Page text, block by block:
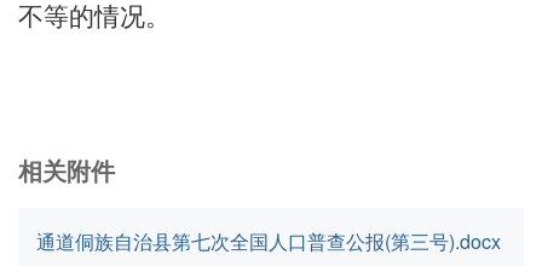
不等的情况。
相关附件
通道侗族自治县第七次全国人口普查公报(第三号).docx